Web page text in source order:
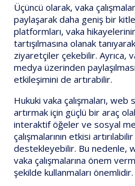
Üçüncü olarak, vaka
paylaşarak daha geniş bir
platformları, vaka
tartışılmasına olanak
ziyaretçiler çekebilir. Ayrıca,
medya üzerinden
etkileşimini de artırabilir.
Hukuki vaka çalışmaları,
artırmak için güçlü bir araç
interaktif öğeler ve sosyal
çalışmalarının etkisi
destekleyebilir. Bu nedenle,
vaka çalışmalarına önem
şekilde kullanmaları önemlidir.